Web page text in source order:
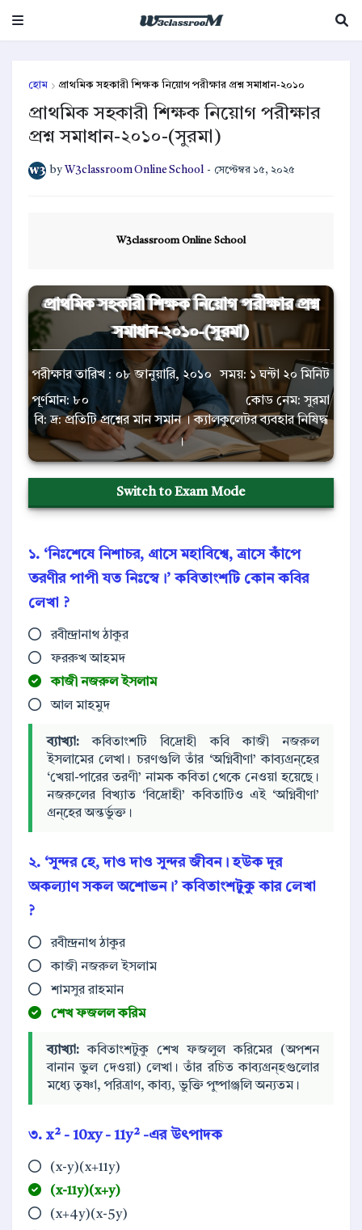
হোম প্রাথমিক সহকারী শিক্ষক নিয়োগ পরীক্ষার প্রশ্ন সমাধান-২০১০
প্রাথমিক সহকারী শিক্ষক নিয়োগ পরীক্ষার
প্রশ্ন সমাধান-২০১০-(সুরমা)
by W3classroom Online School - সেপ্টেম্বর ১৫, ২০২৫
W3classroom Online School
প্রাথমিক সহকারী শিক্ষক নিয়োগ পরীক্ষার প্রশ্ন
সমাধান-২০১০-(সুরমা)
পরীক্ষার তারিখ : ০৮ জানুয়ারি, ২০১০
সময়: ১ ঘন্টা ২০ মিনিট
পূর্ণমান: ৮০
কোড নেম: সুরমা
বি: দ্র: প্রতিটি প্রশ্নের মান সমান । ক্যালকুলেটর ব্যবহার নিষিদ্ধ
।
Switch to Exam Mode
১. ‘নিঃশেষে নিশাচর, গ্রাসে মহাবিশ্বে, ত্রাসে কাঁপে
তরণীর পাপী যত নিঃস্বে।’ কবিতাংশটি কোন কবির
লেখা ?
রবীন্দ্রানাথ ঠাকুর
ফররুখ আহমদ
কাজী নজরুল ইসলাম
আল মাহমুদ
ব্যাখ্যা: কবিতাংশটি বিদ্রোহী কবি কাজী নজরুল
ইসলামের লেখা। চরণগুলি তাঁর ‘অগ্নিবীণা’ কাব্যগ্রন্হের
‘খেয়া-পারের তরণী’ নামক কবিতা থেকে নেওয়া হয়েছে।
নজরুলের বিখ্যাত ‘বিদ্রোহী’ কবিতাটিও এই ‘অগ্নিবীণা’
গ্রন্হের অন্তর্ভুক্ত।
২. ‘সুন্দর হে, দাও দাও সুন্দর জীবন। হউক দূর
অকল্যাণ সকল অশোভন।’ কবিতাংশটুকু কার লেখা
?
রবীন্দ্রনাথ ঠাকুর
কাজী নজরুল ইসলাম
শামসুর রাহমান
শেখ ফজলল করিম
ব্যাখ্যা: কবিতাংশটুকু শেখ ফজলুল করিমের (অপশন
বানান ভুল দেওয়া) লেখা। তাঁর রচিত কাব্যগ্রন্হগুলোর
মধ্যে তৃষ্ণা, পরিত্রাণ, কাব্য, ভুক্তি পুষ্পাঞ্জলি অন্যতম।
৩. x² - 10xy - 11y² -এর উৎপাদক
(x-y)(x+11y)
(x-11y)(x+y)
(x+4y)(x-5y)